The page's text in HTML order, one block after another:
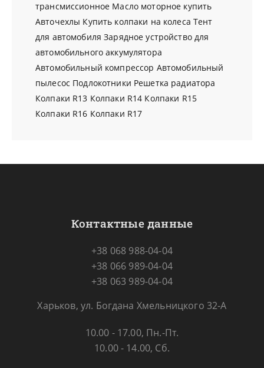
трансмиссионное Масло моторное купить
Авточехлы Купить колпаки на колеса Тент
для автомобиля Зарядное устройство для
автомобильного аккумулятора
Автомобильный компрессор Автомобильный
пылесос Подлокотники Решетка радиатора
Колпаки R13 Колпаки R14 Колпаки R15
Колпаки R16 Колпаки R17
Контактные данные
+38 068 988-04-04
+38 066 989-04-04
+38 063 989-04-04
Харьков, ул. Богдана Хмельницкого 32-А
10.00 - 17.00, Пн.-Пт.
10.00 - 14.00, Сб.